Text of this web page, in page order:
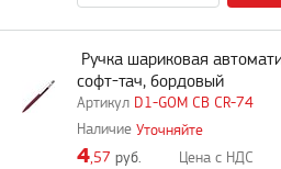
D1-GOM CB CR-74
Ручка шариковая
софт-тач, бордовый
Уточняйте
4,57 руб.